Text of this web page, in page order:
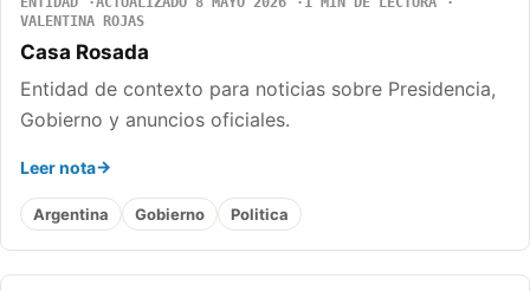
VALENTINA ROJAS
Casa Rosada
Entidad de contexto para noticias sobre Presidencia,
Gobierno y anuncios oficiales.
Leer nota
Argentina Gobierno Politica